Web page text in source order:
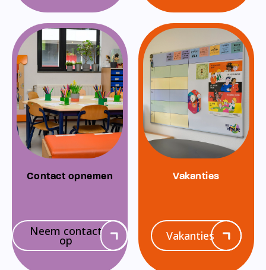
Contact opnemen
Neem contact
op
Vakanties
Vakanties